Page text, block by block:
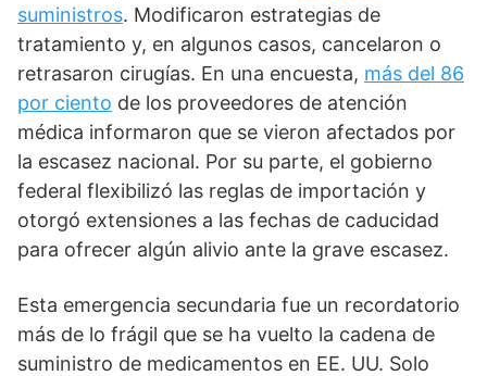
suministros. Modificaron estrategias de
tratamiento y, en algunos casos, cancelaron o
retrasaron cirugías. En una encuesta, más del 86
por ciento de los proveedores de atención
médica informaron que se vieron afectados por
la escasez nacional. Por su parte, el gobierno
federal flexibilizó las reglas de importación y
otorgó extensiones a las fechas de caducidad
para ofrecer algún alivio ante la grave escasez.
Esta emergencia secundaria fue un recordatorio
más de lo frágil que se ha vuelto la cadena de
suministro de medicamentos en EE. UU. Solo